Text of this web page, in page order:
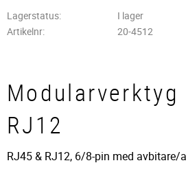
Lagerstatus
I lager
Artikelnr
20-4512
Modularverktyg
RJ12
RJ45 & RJ12, 6/8-pin med avbitare/